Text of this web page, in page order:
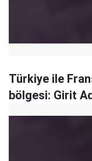
Türkiye ile
bölgesi: Girit